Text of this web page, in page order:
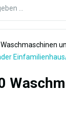
Waschmaschinen